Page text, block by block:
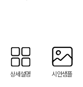
상세설명 시안샘플